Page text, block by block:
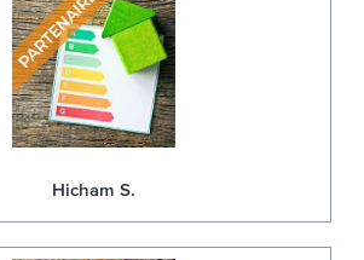
Hicham S.